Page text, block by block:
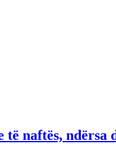
naftës, ndërsa